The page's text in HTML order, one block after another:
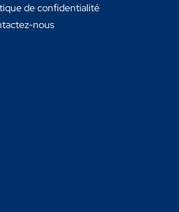
de confidentialité
nous